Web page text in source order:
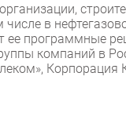
в
программные
компаний в